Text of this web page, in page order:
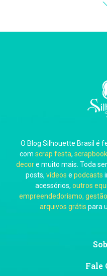
Carla
Carol
Ju
O Blog Silhouette Brasil é
com scrap festa,
decore muito mais. Toda
posts, vídeos e podcasts
acessórios, outros
empreendedorismo,
arquivos grátis para
Fale